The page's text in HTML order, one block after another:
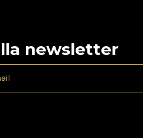
newsletter